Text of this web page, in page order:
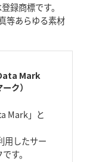
ウスは「皆に開かれ
丸ごと計測機器」の
録商標です。
等あらゆる素材
Mark
ク）
Mark」と
用したサー
す。